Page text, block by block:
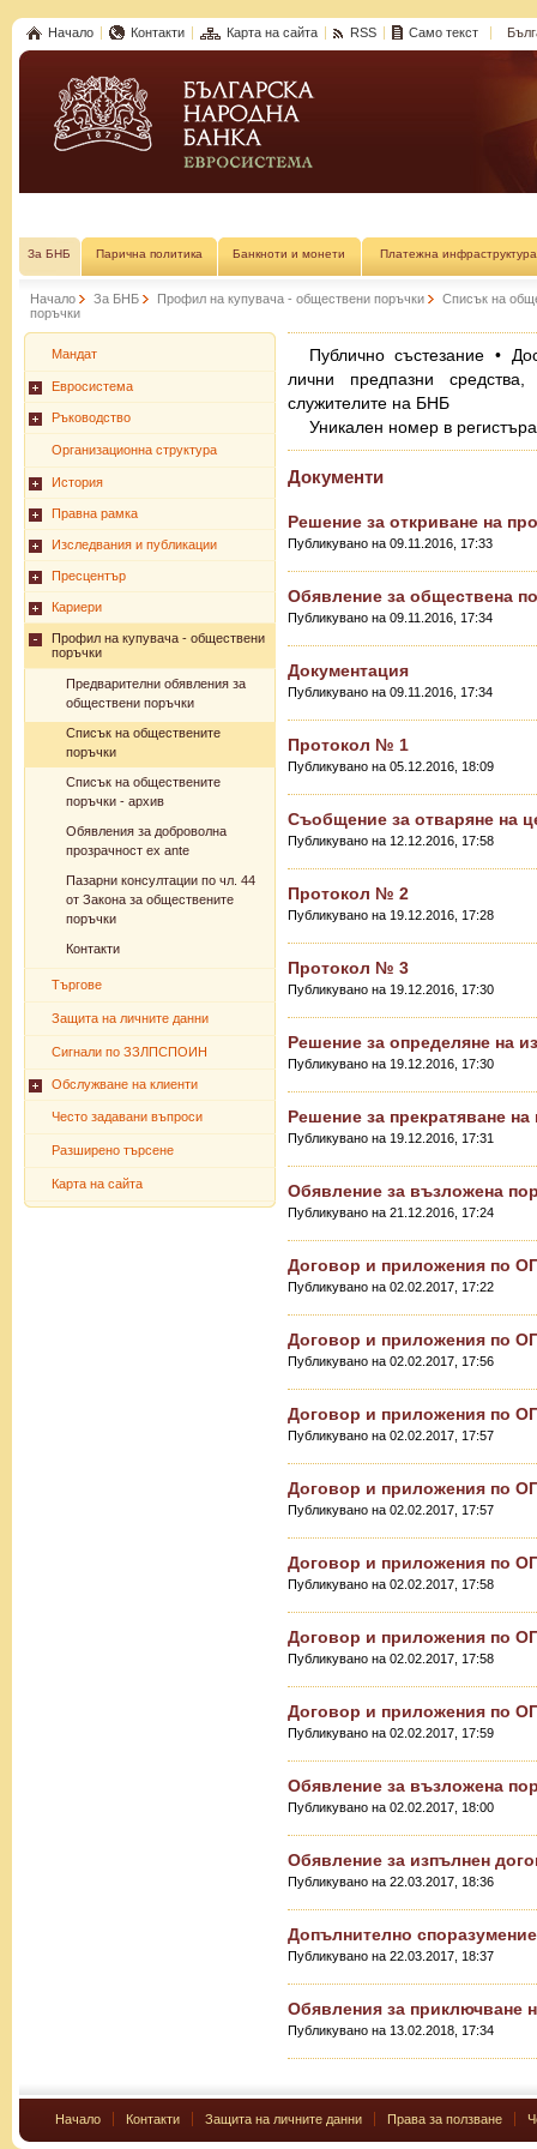
Начало Контакти Карта на сайта RSS Само текст
За БНБ Парична политика Банкноти и монети Платежна инфраструктура
Начало За БНБ Профил на купувача - обществени поръчки
Списък на
поръчки
Мандат
Евросистема
Ръководство
Организационна структура
История
Правна рамка
Изследвания и публикации
Пресцентър
Кариери
Профил на купувача - обществени
поръчки
Предварителни обявления за
обществени поръчки
Списък на обществените
поръчки
Списък на обществените
поръчки - архив
Обявления за доброволна
прозрачност ex ante
Пазарни консултации по чл. 44
от Закона за обществените
поръчки
Контакти
Търгове
Защита на личните данни
Сигнали по ЗЗЛПСПОИН
Обслужване на клиенти
Често задавани въпроси
Разширено търсене
Карта на сайта
Публично състезание •
лични предпазни
служителите на БНБ
Уникален номер в
Документи
Решение за откриване на
Публикувано на 09.11.2016, 17:33
Обявление за обществена
Публикувано на 09.11.2016, 17:34
Документация
Публикувано на 09.11.2016, 17:34
Протокол № 1
Публикувано на 05.12.2016, 18:09
Съобщение за отваряне на
Публикувано на 12.12.2016, 17:58
Протокол № 2
Публикувано на 19.12.2016, 17:28
Протокол № 3
Публикувано на 19.12.2016, 17:30
Решение за определяне на
Публикувано на 19.12.2016, 17:30
Решение за прекратяване
Публикувано на 19.12.2016, 17:31
Обявление за възложена
Публикувано на 21.12.2016, 17:24
Договор и приложения по
Публикувано на 02.02.2017, 17:22
Договор и приложения по
Публикувано на 02.02.2017, 17:56
Договор и приложения по
Публикувано на 02.02.2017, 17:57
Договор и приложения по
Публикувано на 02.02.2017, 17:57
Договор и приложения по
Публикувано на 02.02.2017, 17:58
Договор и приложения по
Публикувано на 02.02.2017, 17:58
Договор и приложения по
Публикувано на 02.02.2017, 17:59
Обявление за възложена
Публикувано на 02.02.2017, 18:00
Обявление за изпълнен
Публикувано на 22.03.2017, 18:36
Допълнително споразумение
Публикувано на 22.03.2017, 18:37
Обявления за приключване
Публикувано на 13.02.2018, 17:34
Начало Контакти Защита на личните данни Права за ползване